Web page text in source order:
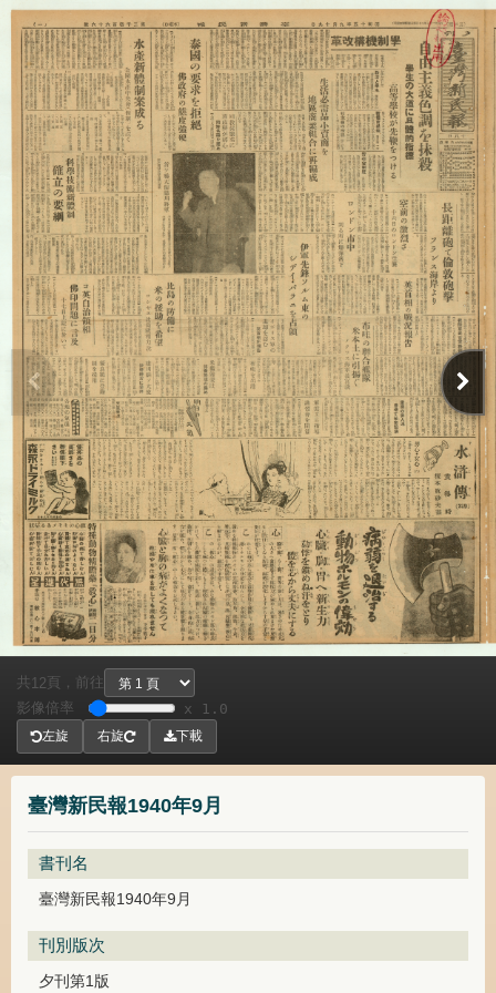
臺灣新民報1940年9月
書刊名
臺灣新民報1940年9月
刊別版次
夕刊第1版
共 12頁， 前往
影像倍率
x 1.0
左旋 右旋 下載